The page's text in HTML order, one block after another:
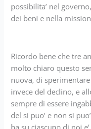
possibilita’ nel
dei beni e nella
Ricordo bene che tre
molto chiaro questo
nuova, di
invece del declino, e
sempre di essere
del si puo’ e non si
ha su ciascuno di noi